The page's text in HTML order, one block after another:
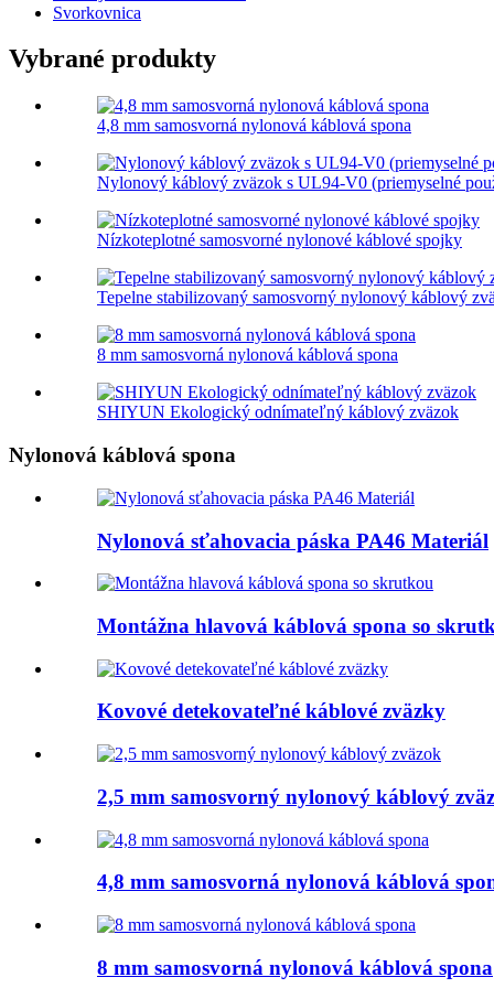
Svorkovnica
Vybrané produkty
4,8 mm samosvorná nylonová káblová spona
Nylonový káblový zväzok s UL94-V0 (priemyselné
Nízkoteplotné samosvorné nylonové káblové spojky
Tepelne stabilizovaný samosvorný nylonový káblový
8 mm samosvorná nylonová káblová spona
SHIYUN Ekologický odnímateľný káblový zväzok
Nylonová káblová spona
Nylonová sťahovacia páska PA46 Materiál
Montážna hlavová káblová spona so
Kovové detekovateľné káblové zväzky
2,5 mm samosvorný nylonový káblový
4,8 mm samosvorná nylonová káblová
8 mm samosvorná nylonová káblová spona